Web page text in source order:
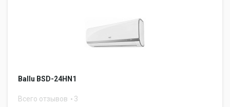
Ballu BSD-24HN1
Всего отзывов 3